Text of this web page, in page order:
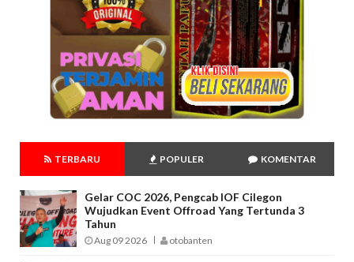
TERBARU POPULER KOMENTAR
Gelar COC 2026, Pengcab IOF Cilegon
Wujudkan Event Offroad Yang Tertunda 3
Tahun
Aug 09 2026 otobanten